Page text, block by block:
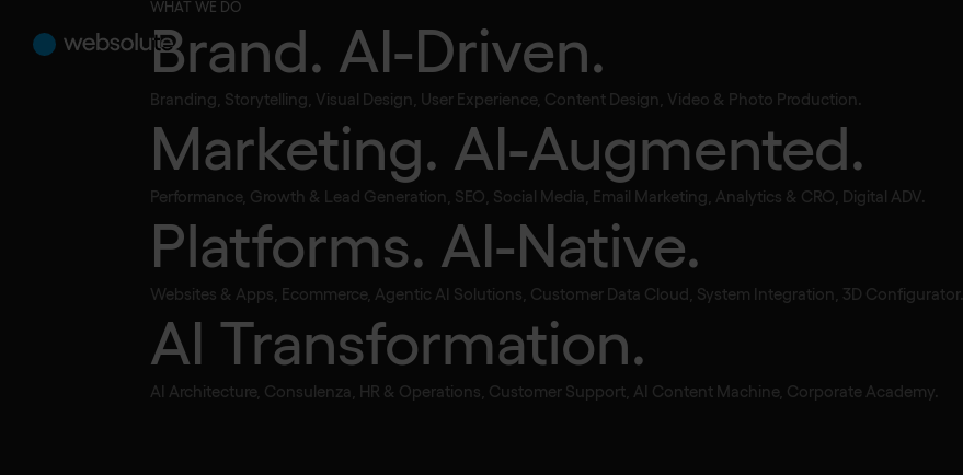
WHAT WE DO
Brand. AI-Driven.
Branding, Storytelling, Visual Design, User Experience, Content Design, Video & Photo Production.
Marketing. AI-Augmented.
Performance, Growth & Lead Generation, SEO, Social Media, Email Marketing, Analytics & CRO, Digital ADV.
Platforms. AI-Native.
Websites & Apps, Ecommerce, Agentic AI Solutions, Customer Data Cloud, System Integration, 3D Configurator.
AI Transformation.
AI Architecture, Consulenza, HR & Operations, Customer Support, AI Content Machine, Corporate Academy.
Marketing. AI-